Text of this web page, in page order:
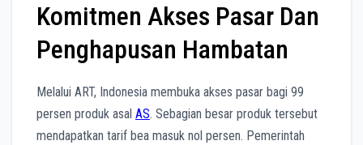
Komitmen Akses Pasar Dan
Penghapusan Hambatan
Melalui ART, Indonesia membuka akses pasar bagi 99
persen produk asal AS. Sebagian besar produk tersebut
mendapatkan tarif bea masuk nol persen. Pemerintah